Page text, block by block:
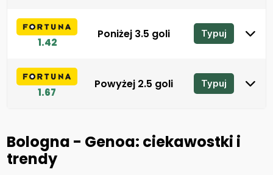
1.42
Poniżej 3.5 goli Typuj
1.67
Powyżej 2.5 goli Typuj
Bologna - Genoa: ciekawostki i
trendy